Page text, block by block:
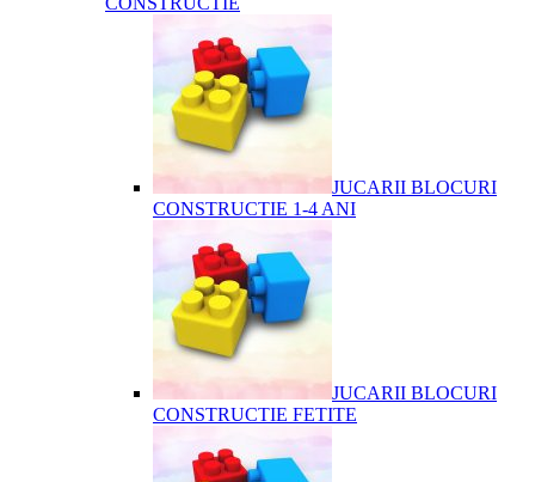
JUCARII BLOCURI
CONSTRUCTIE 1-4 ANI
JUCARII BLOCURI
CONSTRUCTIE FETITE